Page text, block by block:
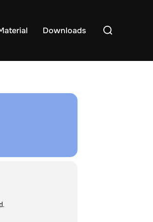
Downloads
Suchen
nach: